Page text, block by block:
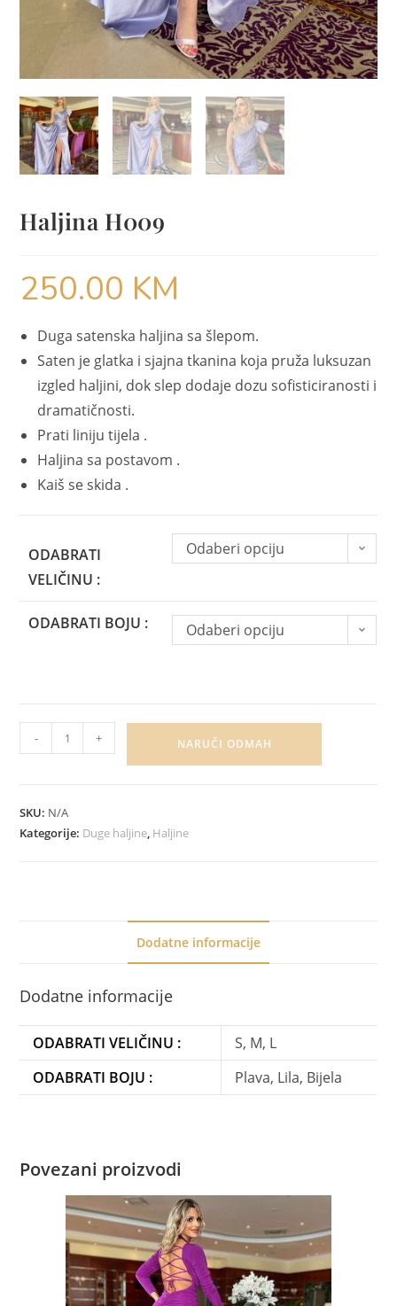
Haljina H009
250.00 KM
Duga satenska haljina sa šlepom.
Saten je glatka i sjajna tkanina koja pruža luksuzan
izgled haljini, dok slep dodaje dozu sofisticiranosti i
dramatičnosti.
Prati liniju tijela .
Haljina sa postavom .
Kaiš se skida .
ODABRATI
VELIČINU :
Odaberi opciju
ODABRATI BOJU : Odaberi opciju
- + NARUČI ODMAH
SKU: N/A
Kategorije: Duge haljine, Haljine
Dodatne informacije
Dodatne informacije
ODABRATI VELIČINU :
S, M, L
ODABRATI BOJU :
Plava, Lila, Bijela
Povezani proizvodi